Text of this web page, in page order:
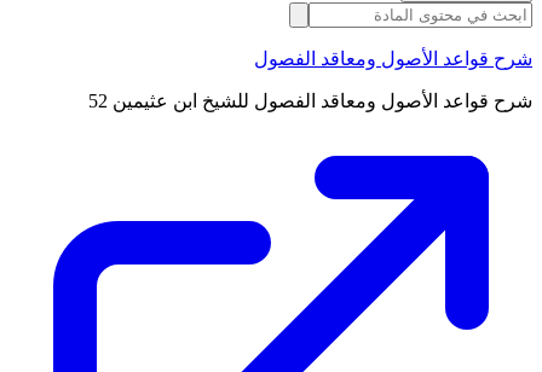
شرح قواعد الأصول ومعاقد الفصول
شرح قواعد الأصول ومعاقد الفصول للشيخ ابن عثيمين 52